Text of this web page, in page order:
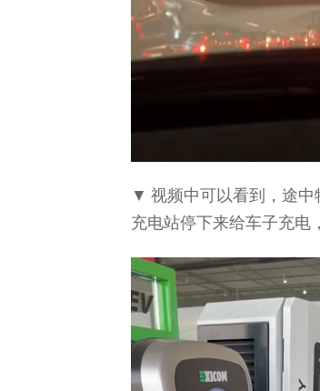
▼ 视频中可以看到，途中
充电站停下来给车子充电